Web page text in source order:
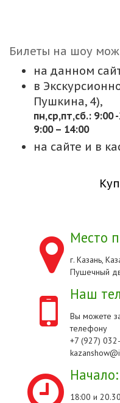
Билеты на шоу
на данном
в
Пушкина, 4),
пн,cр,пт,сб.: 9:00
9:00 – 14:00
на сайте и в
Место
г. Казань,
Пушечный
Наш
Вы можете
телефону
+7 (927)
Начало:
18:00 и 20.30